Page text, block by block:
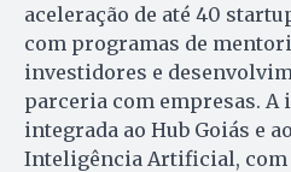
aceleração de até 40
com programas de
investidores e
parceria com empresas. A
integrada ao Hub Goiás e
Inteligência Artificial, com